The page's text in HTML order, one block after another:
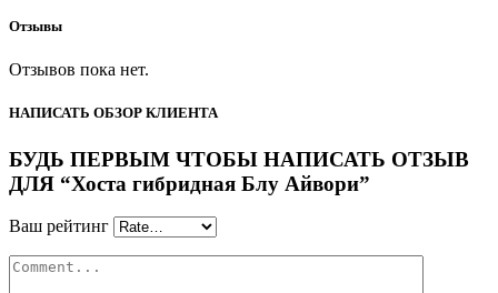
Отзывы
Отзывов пока нет.
НАПИСАТЬ ОБЗОР КЛИЕНТА
БУДЬ ПЕРВЫМ ЧТОБЫ НАПИСАТЬ ОТЗЫВ
ДЛЯ “Хоста гибридная Блу Айвори”
Ваш рейтинг